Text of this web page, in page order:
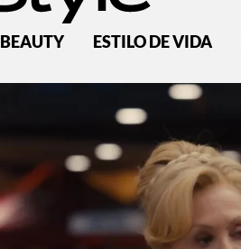
BEAUTY ESTILO DE VIDA